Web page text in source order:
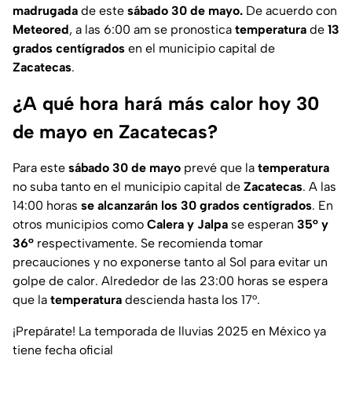
madrugada de este sábado 30 de mayo. De acuerdo con
Meteored, a las 6:00 am se pronostica temperatura de 13
grados centígrados en el municipio capital de
Zacatecas.
¿A qué hora hará más calor hoy 30
de mayo en Zacatecas?
Para este sábado 30 de mayo prevé que la temperatura
no suba tanto en el municipio capital de Zacatecas. A las
14:00 horas se alcanzarán los 30 grados centígrados. En
otros municipios como Calera y Jalpa se esperan 35° y
36° respectivamente. Se recomienda tomar
precauciones y no exponerse tanto al Sol para evitar un
golpe de calor. Alrededor de las 23:00 horas se espera
que la temperatura descienda hasta los 17°.
¡Prepárate! La temporada de lluvias 2025 en México ya
tiene fecha oficial